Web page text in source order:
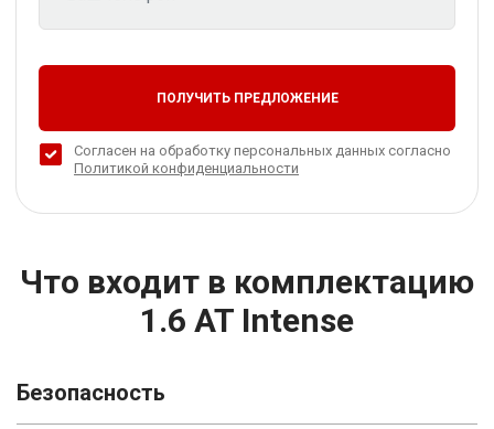
ПОЛУЧИТЬ ПРЕДЛОЖЕНИЕ
Согласен на обработку персональных данных согласно
Политикой конфиденциальности
Что входит в комплектацию
1.6 AT Intense
Безопасность